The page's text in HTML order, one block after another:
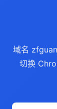
域名
切换